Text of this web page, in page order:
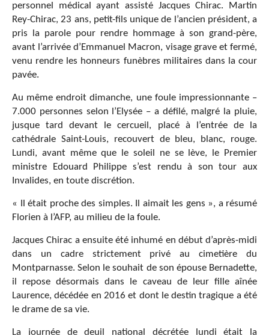
personnel médical ayant assisté Jacques Chirac. Martin
Rey-Chirac, 23 ans, petit-fils unique de l’ancien président, a
pris la parole pour rendre hommage à son grand-père,
avant l’arrivée d’Emmanuel Macron, visage grave et fermé,
venu rendre les honneurs funèbres militaires dans la cour
pavée.
Au même endroit dimanche, une foule impressionnante –
7.000 personnes selon l’Elysée – a défilé, malgré la pluie,
jusque tard devant le cercueil, placé à l’entrée de la
cathédrale Saint-Louis, recouvert de bleu, blanc, rouge.
Lundi, avant même que le soleil ne se lève, le Premier
ministre Edouard Philippe s’est rendu à son tour aux
Invalides, en toute discrétion.
« Il était proche des simples. Il aimait les gens », a résumé
Florien à l’AFP, au milieu de la foule.
Jacques Chirac a ensuite été inhumé en début d’après-midi
dans un cadre strictement privé au cimetière du
Montparnasse. Selon le souhait de son épouse Bernadette,
il repose désormais dans le caveau de leur fille aînée
Laurence, décédée en 2016 et dont le destin tragique a été
le drame de sa vie.
La journée de deuil national décrétée lundi était la